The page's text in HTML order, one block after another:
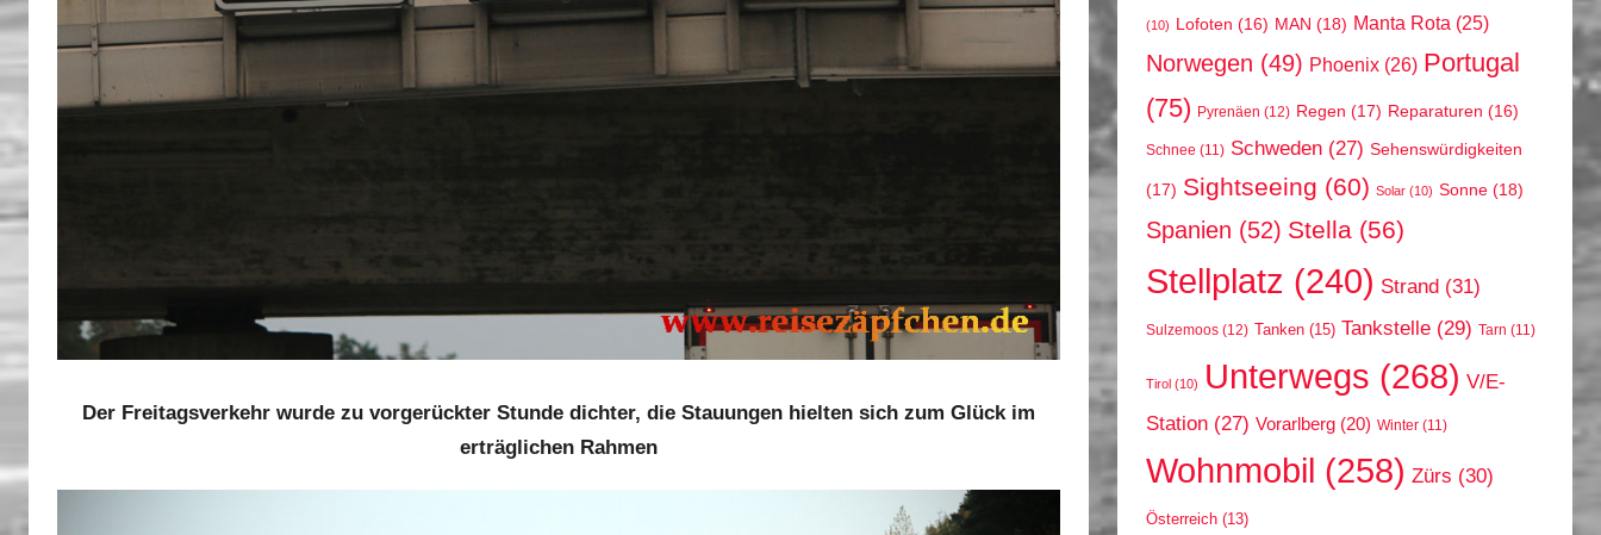
Der Freitagsverkehr wurde zu vorgerückter Stunde dichter, die Stauungen hielten sich zum Glück im
erträglichen Rahmen
(10) Lofoten (16) MAN (18) Manta Rota (25)
Norwegen (49) Phoenix (26) Portugal
(75) Pyrenäen (12) Regen (17) Reparaturen (16)
Schnee (11) Schweden (27) Sehenswürdigkeiten
(17) Sightseeing (60) Solar (10) Sonne (18)
Spanien (52) Stella (56)
Stellplatz (240) Strand (31)
Sulzemoos (12) Tanken (15) Tankstelle (29) Tarn (11)
Tirol (10) Unterwegs (268) V/E-
Station (27) Vorarlberg (20) Winter (11)
Wohnmobil (258) Zürs (30)
Österreich (13)